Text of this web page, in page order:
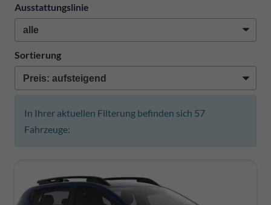
Ausstattungslinie
Sortierung
In Ihrer aktuellen Filterung befinden sich 57
Fahrzeuge: